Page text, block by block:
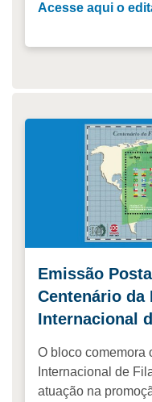
Acesse aqui o
Emissão
Centenário da
Internacional
O bloco comemora
Internacional de
atuação na